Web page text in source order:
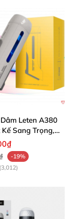
Leten A380
Sang Trọng,
-19%
(3,012)